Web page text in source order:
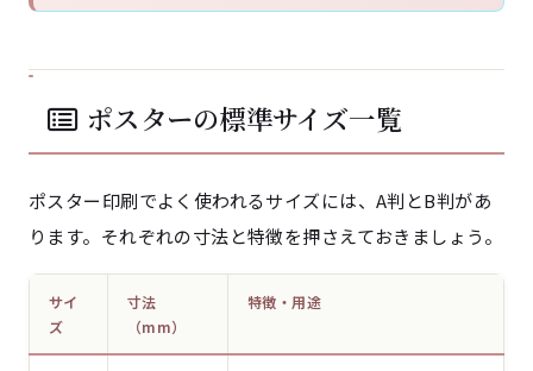
ポスターの標準サイズ一覧
ポスター印刷でよく使われるサイズには、A判とB判があ
ります。それぞれの寸法と特徴を押さえておきましょう。
サイ
ズ
寸法
（mm）
特徴・用途